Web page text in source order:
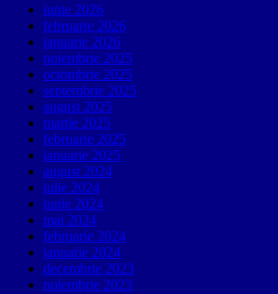
iunie 2026
februarie 2026
ianuarie 2026
noiembrie 2025
octombrie 2025
septembrie 2025
august 2025
martie 2025
februarie 2025
ianuarie 2025
august 2024
iulie 2024
iunie 2024
mai 2024
februarie 2024
ianuarie 2024
decembrie 2023
noiembrie 2023